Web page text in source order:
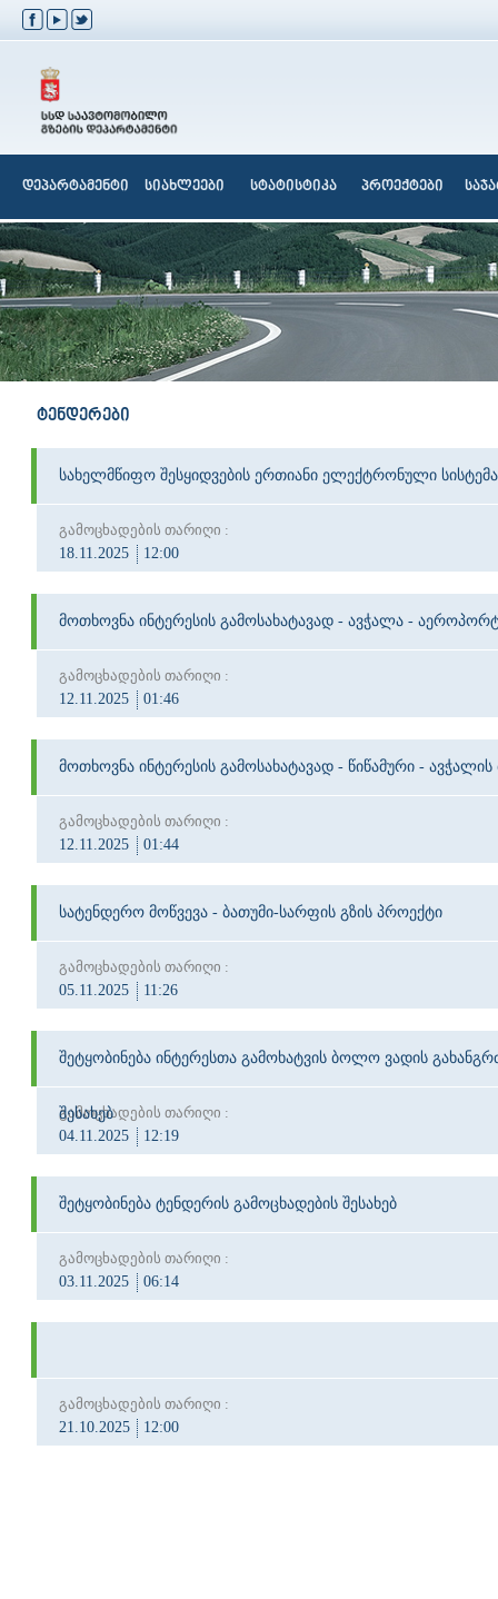
დეპარტამენტი სიახლეები სტატისტიკა პროექტები
ტენდერები
სახელმწიფო შესყიდვების ერთიანი ელექტრონული სისტემა
გამოცხადების თარიღი :
18.11.2025
12:00
მოთხოვნა ინტერესის გამოსახატავად - ავჭალა -
გამოცხადების თარიღი :
12.11.2025
01:46
მოთხოვნა ინტერესის გამოსახატავად - წიწამური - ავჭალის
გამოცხადების თარიღი :
12.11.2025
01:44
სატენდერო მოწვევა - ბათუმი-სარფის გზის პროექტი
გამოცხადების თარიღი :
05.11.2025
11:26
შეტყობინება ინტერესთა გამოხატვის ბოლო ვადის
შესახებ
გამოცხადების თარიღი :
04.11.2025
12:19
შეტყობინება ტენდერის გამოცხადების შესახებ
გამოცხადების თარიღი :
03.11.2025
06:14
გამოცხადების თარიღი :
21.10.2025
12:00